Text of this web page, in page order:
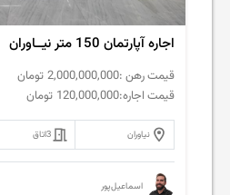
اجاره آپارتمان 150 متر نیــاوران
قیمت رهن :2,000,000,000 تومان
قیمت اجاره:120,000,000 تومان
نیاوران 3اتاق
اسماعیل‌پور